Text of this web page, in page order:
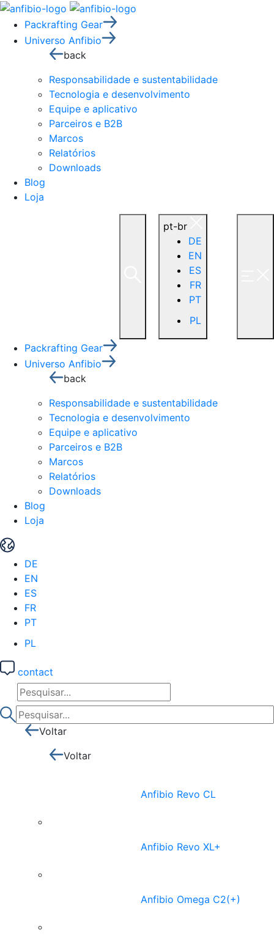
Packrafting Gear
Universo Anfibio
back
Responsabilidade e sustentabilidade
Tecnologia e desenvolvimento
Equipe e aplicativo
Parceiros e B2B
Marcos
Relatórios
Downloads
Blog
Loja
pt-br
DE
EN
ES
FR
PT
PL
Packrafting Gear
Universo Anfibio
back
Responsabilidade e sustentabilidade
Tecnologia e desenvolvimento
Equipe e aplicativo
Parceiros e B2B
Marcos
Relatórios
Downloads
Blog
Loja
DE
EN
ES
FR
PT
PL
contact
Voltar
Voltar
Anfibio Revo CL
Anfibio Revo XL+
Anfibio Omega C2(+)